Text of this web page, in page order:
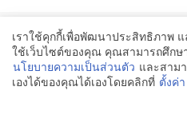
Posted
on
06/09/2025 Categories
GREENVCi,VCI
Packaging, กระดาษกันสนิม,กระดาษ
กระดาษกันสนิม ระยอง กระดา
สนิม
เราใช้คุกกี้เพื่อพัฒนาประสิทธิภาพ
ใช้เว็บไซต์ของคุณ คุณสามารถศึกษ
นโยบายความเป็นส่วนตัว และสาม
เองได้ของคุณได้เองโดยคลิกที่ ตั้งค่า